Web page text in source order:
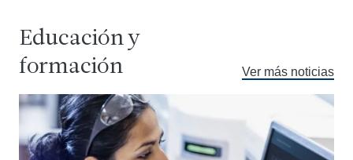
Educación y
formación
Ver más noticias